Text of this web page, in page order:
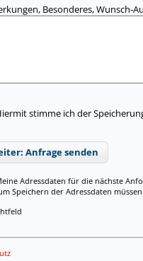
Besonderes, Wunsch-
stimme ich der
Anfrage senden
Adressdaten für die nächste
Speichern der Adressdaten müssen